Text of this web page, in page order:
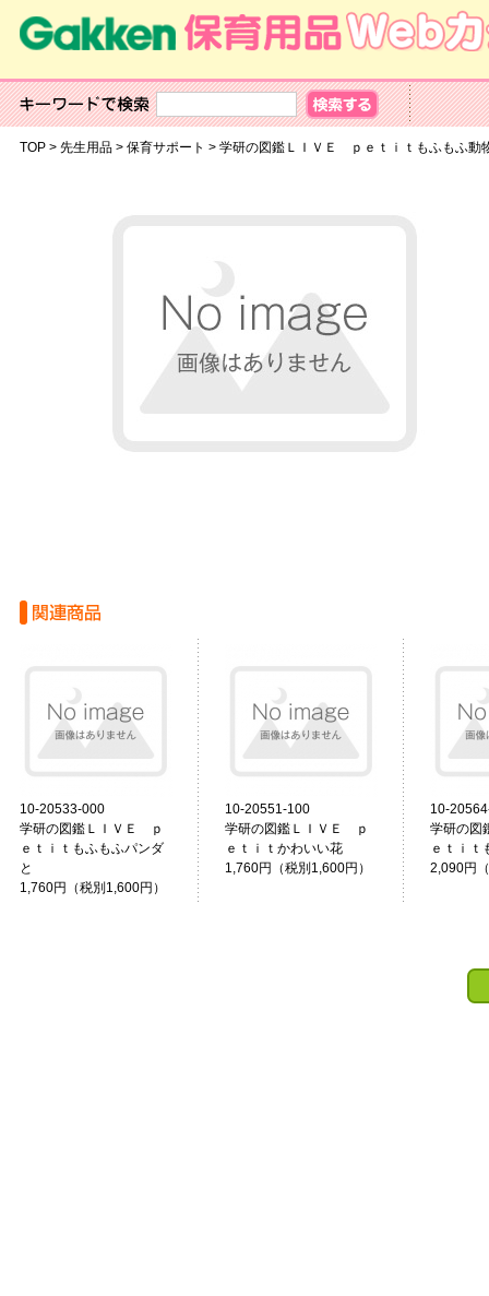
TOP> 先生用品> 保育サポート > 学研の図鑑ＬＩＶＥ ｐｅｔｉｔもふもふ
10-20533-000
学研の図鑑ＬＩＶＥ ｐ
ｅｔｉｔもふもふパンダ
と
1,760円（税別1,600円）
10-20551-100
学研の図鑑ＬＩＶＥ ｐ
ｅｔｉｔかわいい花
1,760円（税別1,600円）
10-
学研の
ｅｔｉ
2,090円